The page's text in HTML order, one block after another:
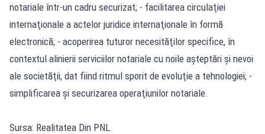
notariale într-un cadru securizat; - facilitarea circulaţiei
internaţionale a actelor juridice internaţionale în formă
electronică; - acoperirea tuturor necesităţilor specifice, în
contextul alinierii serviciilor notariale cu noile aşteptări şi nevoi
ale societăţii, dat fiind ritmul sporit de evoluţie a tehnologiei; -
simplificarea şi securizarea operaţiunilor notariale.
Sursa: Realitatea Din PNL